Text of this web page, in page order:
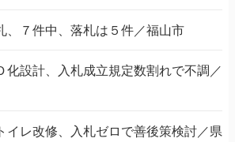
、７件中、落札は５件／福山市
化設計、入札成立規定数割れで不調／
イレ改修、入札ゼロで善後策検討／県